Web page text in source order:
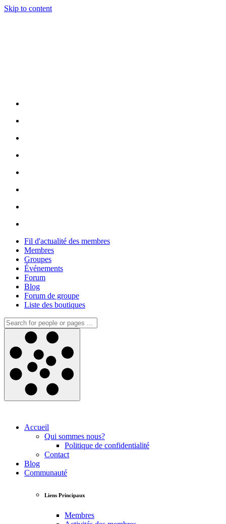
Skip to content
Fil d'actualité des membres
Membres
Groupes
Événements
Forum
Blog
Forum de groupe
Liste des boutiques
Accueil
Qui sommes nous?
Politique de confidentialité
Contact
Blog
Communauté
Liens Principaux
Membres